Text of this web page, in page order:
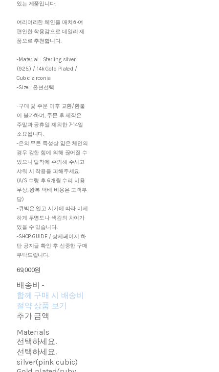
있는 제품입니다.
여리여리한 체인을 매치하여
편안한 착용감으로 데일리 제
품으로 추천합니다.
-Material : Sterling silver
(925.) / 14k Gold Plated /
Cubic zirconia
-Size : 옵션선택
-구매 및 주문 이후 교환/환불
이 불가하며, 주문 후 제작은
주말과 공휴일 제외한 7-14일
소요됩니다.
-은의 무른 특성상 얇은 체인의
경우 강한 힘에 의해 끊어질 수
있으니 탈착에 주의해 주시고
샤워 시 착용을 피해주세요.
(A/S 수령 후 6개월 수리 비용
무상, 왕복 택배 비용은 고객부
담)
-큐빅은 입고 시기에 따라 미세
하게 투명도나 색감의 차이가
있을 수 있습니다.
-SHOP GUIDE / 상세페이지 하
단 공지글 확인 후 신중한 구매
부탁드립니다.
69,000원
배송비 -
함께 구매 시 배송비
절약 상품 보기
추가 금액
Materials
선택하세요.
선택하세요.
silver(pink cubic)